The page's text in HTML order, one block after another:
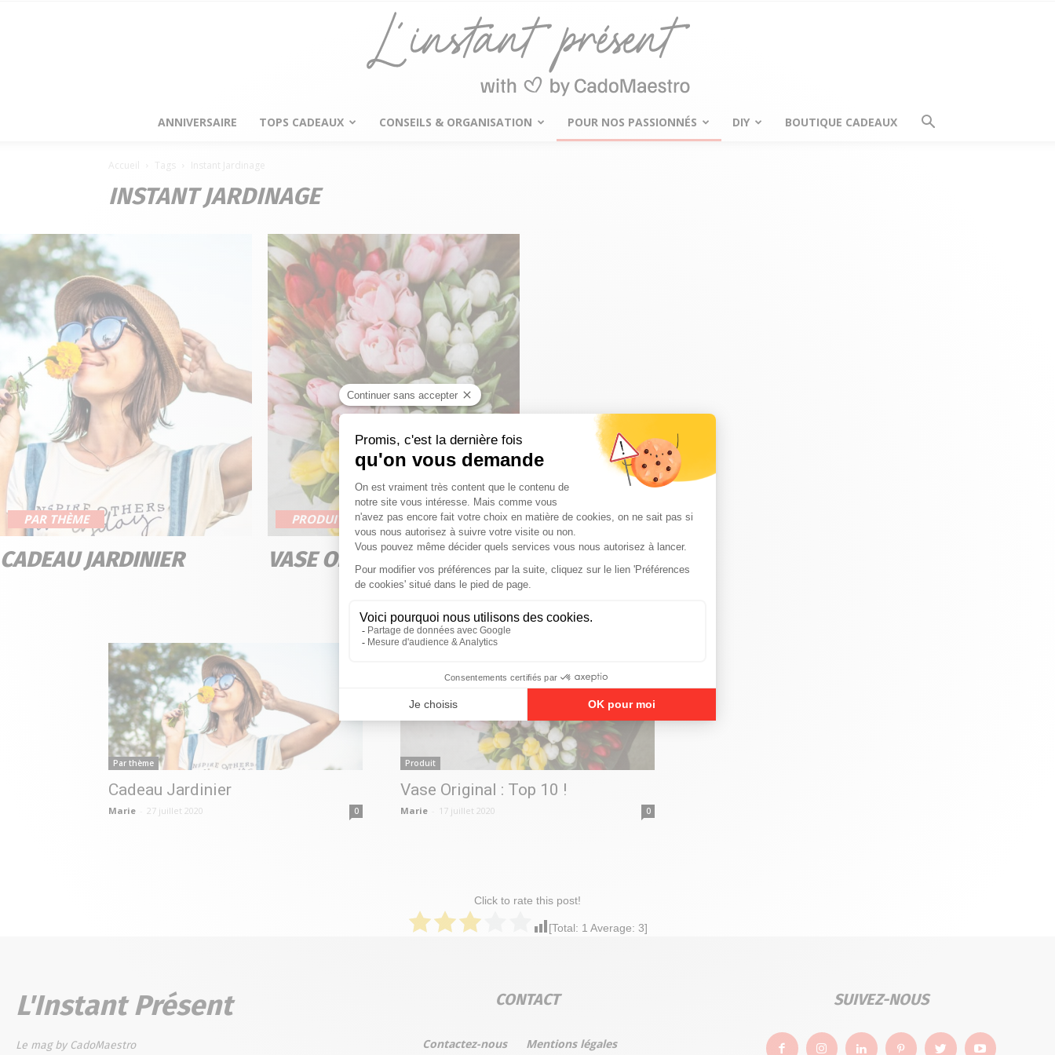
ANNIVERSAIRE TOPS CADEAUX CONSEILS & ORGANISATION POUR NOS PASSIONNÉS DIY BOUTIQUE CADEAUX
Accueil Tags Instant Jardinage
INSTANT JARDINAGE
PAR THÈME
CADEAU JARDINIER
PRODUIT
VASE ORIGINAL : TOP 10 !
Par thème
Cadeau Jardinier
Marie 27 juillet 2020 0
Produit
Vase Original : Top 10 !
Marie 17 juillet 2020 0
Click to rate this post!
[Total: 1 Average: 3]
L'Instant Présent
Le mag by CadoMaestro
CONTACT
Contactez-nous Mentions légales
SUIVEZ-NOUS